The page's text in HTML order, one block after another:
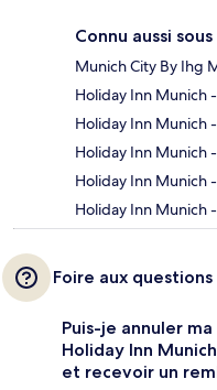
Connu aussi
Munich City By Ihg
Holiday Inn Munich
Holiday Inn Munich
Holiday Inn Munich
Holiday Inn Munich
Holiday Inn Munich
Foire aux questions
Puis-je annuler
Holiday Inn
et recevoir un